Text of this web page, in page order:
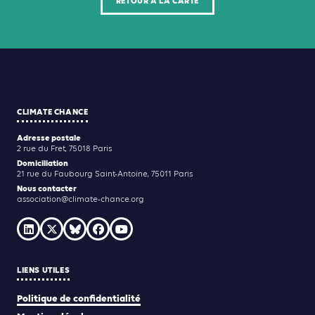
CLIMATE CHANCE
Adresse postale
2 rue du Fret, 75018 Paris
Domiciliation
21 rue du Faubourg Saint-Antoine, 75011 Paris
Nous contacter
association@climate-chance.org
LIENS UTILES
Politique de confidentialité